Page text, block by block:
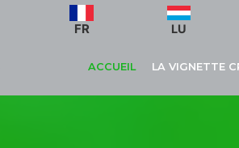
FR LU
ACCUEIL LA VIGNETTE